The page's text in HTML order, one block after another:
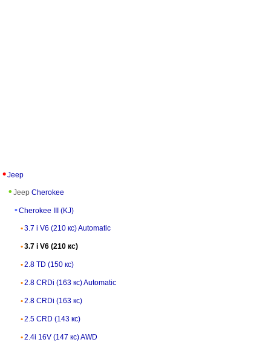
Jeep
Jeep Cherokee
Cherokee III (KJ)
3.7 i V6 (210 кс) Automatic
3.7 i V6 (210 кс)
2.8 TD (150 кс)
2.8 CRDi (163 кс) Automatic
2.8 CRDi (163 кс)
2.5 CRD (143 кс)
2.4i 16V (147 кс) AWD